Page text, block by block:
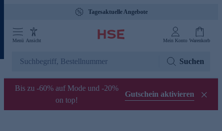
Tagesaktuelle Angebote
Menü Ansicht Mein Konto Warenkorb
Suchen
Bis zu -60% auf Mode und -20%
on top!
Gutschein aktivieren